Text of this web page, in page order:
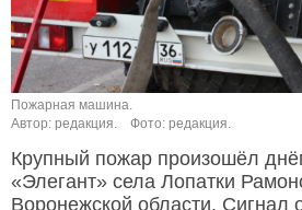
Пожарная машина.
Автор: редакция.
Фото: редакция.
Крупный пожар произошёл
«Элегант» села Лопатки
Воронежской области. Сигнал